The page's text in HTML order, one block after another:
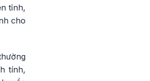
tỉnh,
cho
tính,